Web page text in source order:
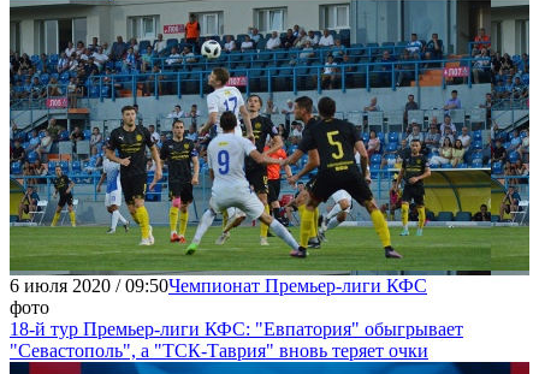
6 июля 2020 / 09:50Чемпионат Премьер-лиги КФС
фото
18-й тур Премьер-лиги КФС: "Евпатория" обыгрывает
"Севастополь", а "ТСК-Таврия" вновь теряет очки